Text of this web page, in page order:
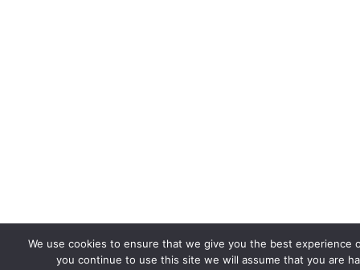
We use cookies to ensure that we give you the best experience
you continue to use this site we will assume that you are